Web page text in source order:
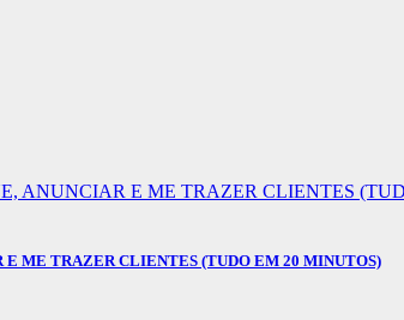
ME TRAZER CLIENTES (TUDO EM 20 MINUTOS)